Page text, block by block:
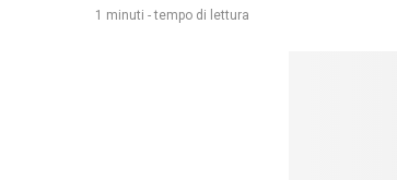
1 minuti - tempo di lettura